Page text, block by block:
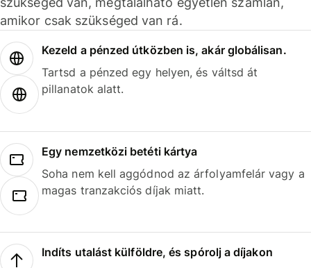
amikor csak szükséged van rá.
Kezeld a pénzed útközben is, akár globálisan.
Tartsd a pénzed egy helyen, és váltsd át
pillanatok alatt.
Egy nemzetközi betéti kártya
Soha nem kell aggódnod az árfolyamfelár vagy a
magas tranzakciós díjak miatt.
Indíts utalást külföldre, és spórolj a díjakon